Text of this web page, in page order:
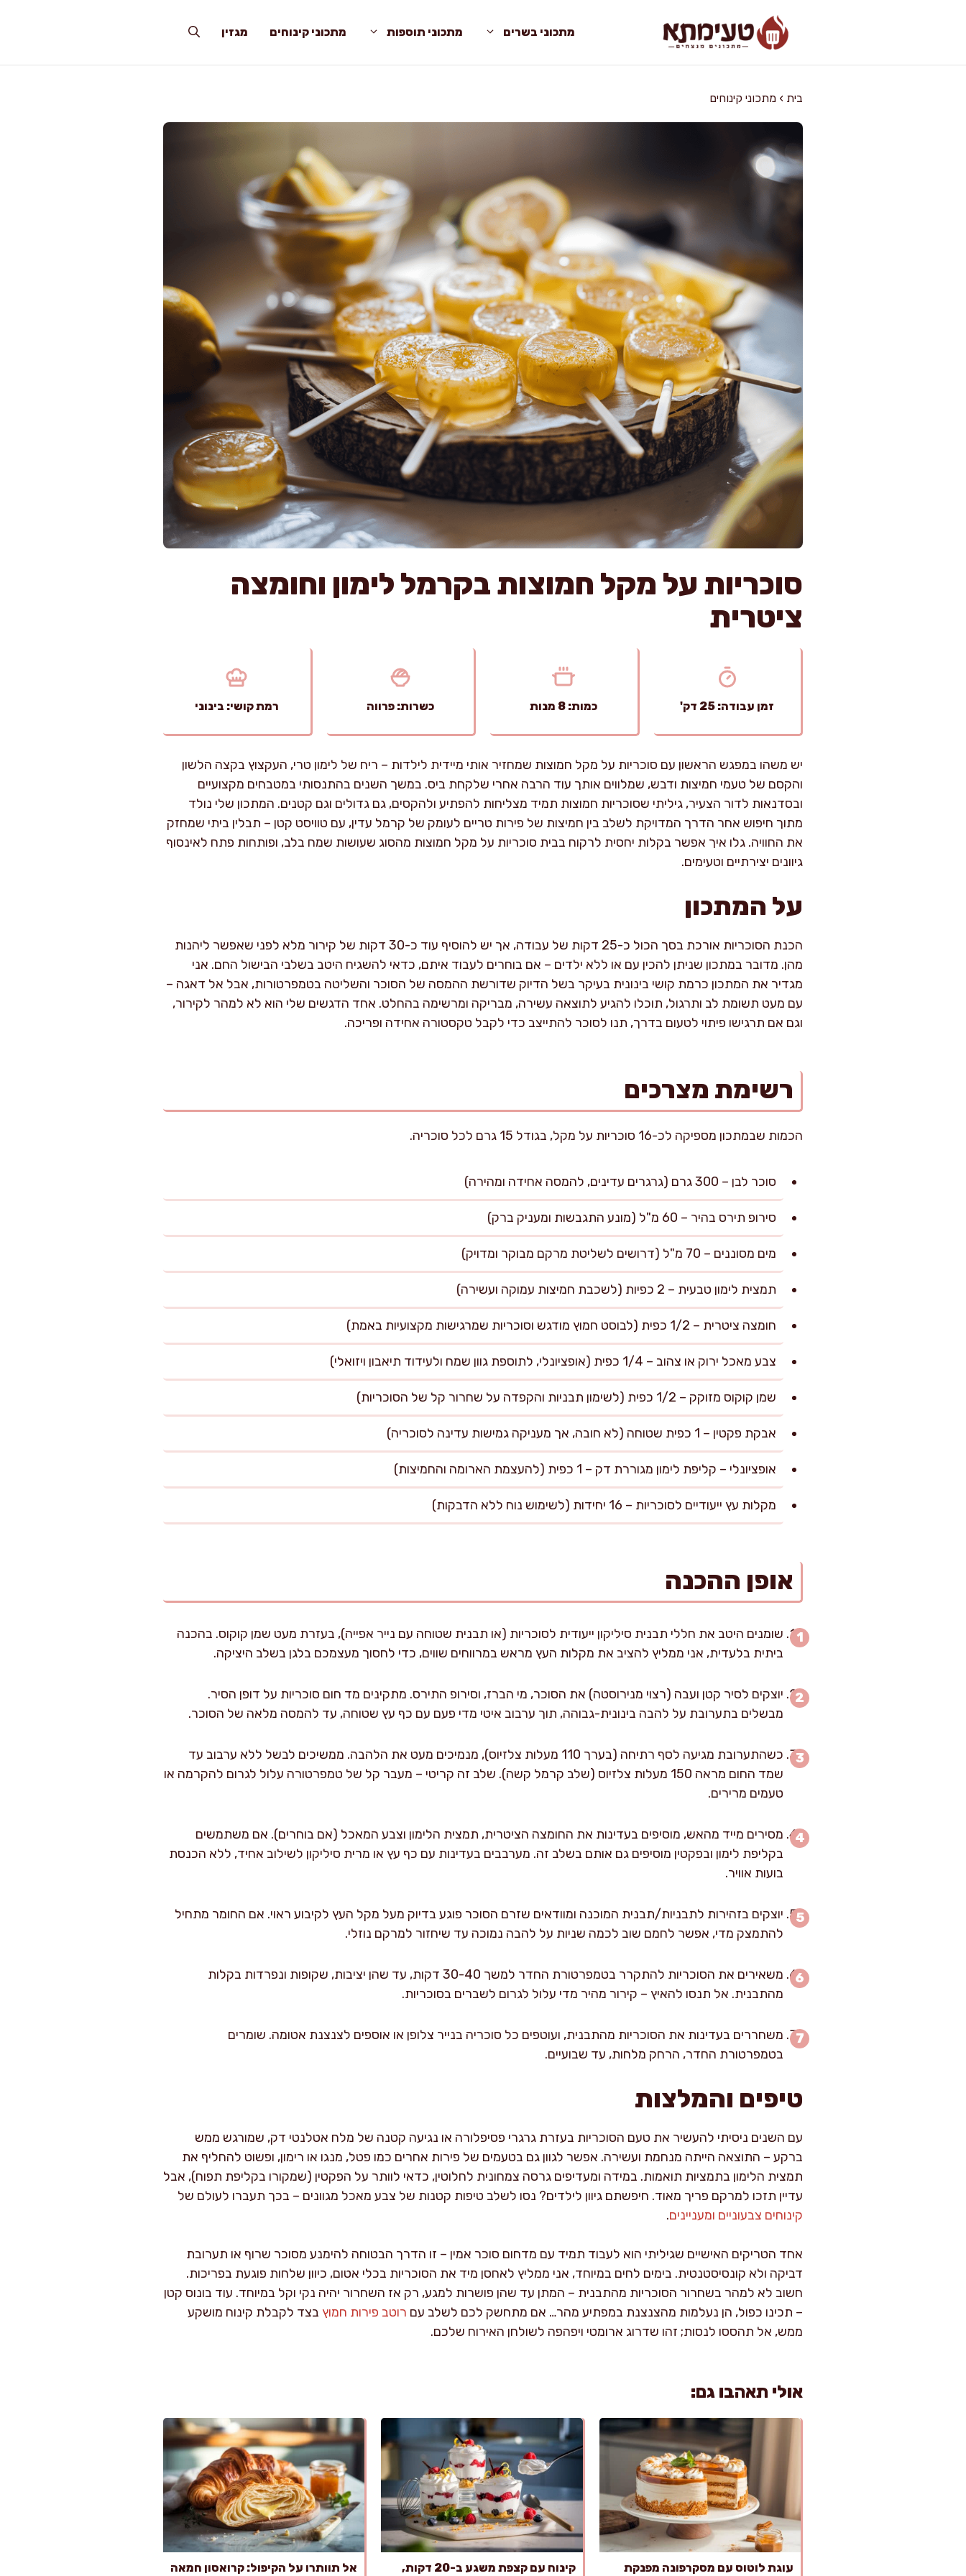
מתכוני בשרים מתכוני תוספות מתכוני קינוחים מגזין
בית › מתכוני קינוחים
סוכריות על מקל חמוצות בקרמל לימון וחומצה
ציטרית
זמן עבודה: 25 דק' כמות: 8 מנות כשרות: פרווה רמת קושי: בינוני
יש משהו במפגש הראשון עם סוכריות על מקל חמוצות שמחזיר אותי מיידית לילדות – ריח של לימון טרי, העקצוץ בקצה הלשון
והקסם של טעמי חמיצות ודבש, שמלווים אותך עוד הרבה אחרי שלקחת ביס. במשך השנים בהתנסותי במטבחים מקצועיים
ובסדנאות לדור הצעיר, גיליתי שסוכריות חמוצות תמיד מצליחות להפתיע ולהקסים, גם גדולים וגם קטנים. המתכון שלי נולד
מתוך חיפוש אחר הדרך המדויקת לשלב בין חמיצות של פירות טריים לעומק של קרמל עדין, עם טוויסט קטן – תבלין ביתי שמחזק
את החוויה. גלו איך אפשר בקלות יחסית לרקוח בבית סוכריות על מקל חמוצות מהסוג שעושות שמח בלב, ופותחות פתח לאינסוף
גיוונים יצירתיים וטעימים.
על המתכון
הכנת הסוכריות אורכת בסך הכול כ-25 דקות של עבודה, אך יש להוסיף עוד כ-30 דקות של קירור מלא לפני שאפשר ליהנות
מהן. מדובר במתכון שניתן להכין עם או ללא ילדים – אם בוחרים לעבוד איתם, כדאי להשגיח היטב בשלבי הבישול החם. אני
מגדיר את המתכון כרמת קושי בינונית בעיקר בשל הדיוק שדורשת ההמסה של הסוכר והשליטה בטמפרטורות, אבל אל דאגה –
עם מעט תשומת לב ותרגול, תוכלו להגיע לתוצאה עשירה, מבריקה ומרשימה בהחלט. אחד הדגשים שלי הוא לא למהר לקירור,
וגם אם תרגישו פיתוי לטעום בדרך, תנו לסוכר להתייצב כדי לקבל טקסטורה אחידה ופריכה.
רשימת מצרכים
הכמות שבמתכון מספיקה לכ-16 סוכריות על מקל, בגודל 15 גרם לכל סוכריה.
סוכר לבן – 300 גרם (גרגרים עדינים, להמסה אחידה ומהירה)
סירופ תירס בהיר – 60 מ"ל (מונע התגבשות ומעניק ברק)
מים מסוננים – 70 מ"ל (דרושים לשליטת מרקם מבוקר ומדויק)
תמצית לימון טבעית – 2 כפיות (לשכבת חמיצות עמוקה ועשירה)
חומצה ציטרית – 1/2 כפית (לבוסט חמוץ מודגש וסוכריות שמרגישות מקצועיות באמת)
צבע מאכל ירוק או צהוב – 1/4 כפית (אופציונלי, לתוספת גוון שמח ולעידוד תיאבון ויזואלי)
שמן קוקוס מזוקק – 1/2 כפית (לשימון תבניות והקפדה על שחרור קל של הסוכריות)
אבקת פקטין – 1 כפית שטוחה (לא חובה, אך מעניקה גמישות עדינה לסוכריה)
אופציונלי – קליפת לימון מגוררת דק – 1 כפית (להעצמת הארומה והחמיצות)
מקלות עץ ייעודיים לסוכריות – 16 יחידות (לשימוש נוח ללא הדבקות)
אופן ההכנה
שומנים היטב את חללי תבנית סיליקון ייעודית לסוכריות (או תבנית שטוחה עם נייר אפייה), בעזרת מעט שמן קוקוס. בהכנה
ביתית בלעדית, אני ממליץ להציב את מקלות העץ מראש במרווחים שווים, כדי לחסוך מעצמכם בלגן בשלב היציקה.
יוצקים לסיר קטן ועבה (רצוי מנירוסטה) את הסוכר, מי הברז, וסירופ התירס. מתקינים מד חום סוכריות על דופן הסיר.
מבשלים בתערובת על להבה בינונית-גבוהה, תוך ערבוב איטי מדי פעם עם כף עץ שטוחה, עד להמסה מלאה של הסוכר.
כשהתערובת מגיעה לסף רתיחה (בערך 110 מעלות צלזיוס), מנמיכים מעט את הלהבה. ממשיכים לבשל ללא ערבוב עד
שמד החום מראה 150 מעלות צלזיוס (שלב קרמל קשה). שלב זה קריטי – מעבר קל של טמפרטורה עלול לגרום להקרמה או
טעמים מרירים.
מסירים מייד מהאש, מוסיפים בעדינות את החומצה הציטרית, תמצית הלימון וצבע המאכל (אם בוחרים). אם משתמשים
בקליפת לימון ובפקטין מוסיפים גם אותם בשלב זה. מערבבים בעדינות עם כף עץ או מרית סיליקון לשילוב אחיד, ללא הכנסת
בועות אוויר.
יוצקים בזהירות לתבניות/תבנית המוכנה ומוודאים שזרם הסוכר פוגע בדיוק מעל מקל העץ לקיבוע ראוי. אם החומר מתחיל
להתמצק מדי, אפשר לחמם שוב לכמה שניות על להבה נמוכה עד שיחזור למרקם נוזלי.
משאירים את הסוכריות להתקרר בטמפרטורת החדר למשך 30-40 דקות, עד שהן יציבות, שקופות ונפרדות בקלות
מהתבנית. אל תנסו להאיץ – קירור מהיר מדי עלול לגרום לשברים בסוכריות.
משחררים בעדינות את הסוכריות מהתבנית, ועוטפים כל סוכריה בנייר צלופן או אוספים לצנצנת אטומה. שומרים
בטמפרטורת החדר, הרחק מלחות, עד שבועיים.
טיפים והמלצות
עם השנים ניסיתי להעשיר את טעם הסוכריות בעזרת גרגרי פסיפלורה או נגיעה קטנה של מלח אטלנטי דק, שמורגש ממש
ברקע – התוצאה הייתה מנחמת ועשירה. אפשר לגוון גם בטעמים של פירות אחרים כמו פטל, מנגו או רימון, ופשוט להחליף את
תמצית הלימון בתמציות תואמות. במידה ומעדיפים גרסה צמחונית לחלוטין, כדאי לוותר על הפקטין (שמקורו בקליפת תפוח), אבל
עדיין תזכו למרקם פריך מאוד. חיפשתם גיוון לילדים? נסו לשלב טיפות קטנות של צבע מאכל מגוונים – בכך תעברו לעולם של
קינוחים צבעוניים ומעניינים.
אחד הטריקים האישיים שגיליתי הוא לעבוד תמיד עם מדחום סוכר אמין – זו הדרך הבטוחה להימנע מסוכר שרוף או תערובת
דביקה ולא קונסיסטנטית. בימים לחים במיוחד, אני ממליץ לאחסן מיד את הסוכריות בכלי אטום, כיוון שלחות פוגעת בפריכות.
חשוב לא למהר בשחרור הסוכריות מהתבנית – המתן עד שהן פושרות למגע, רק אז השחרור יהיה נקי וקל במיוחד. עוד בונוס קטן
– תכינו כפול, הן נעלמות מהצנצנת במפתיע מהר… אם מתחשק לכם לשלב עם רוטב פירות חמוץ בצד לקבלת קינוח מושקע
ממש, אל תהססו לנסות; זהו שדרוג ארומטי ויפהפה לשולחן האירוח שלכם.
אולי תאהבו גם:
עוגת לוטוס עם מסקרפונה מפנקת קינוח עם קצפת משגע ב-20 דקות, אל תוותרו על הקיפול: קרואסון חמאה